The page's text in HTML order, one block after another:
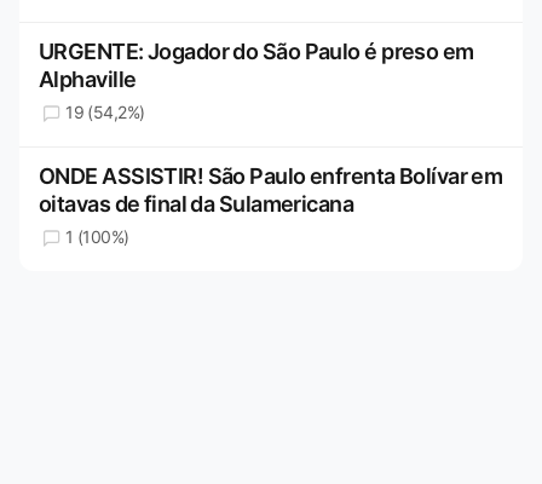
URGENTE: Jogador do São Paulo é preso em
Alphaville
19 (54,2%)
ONDE ASSISTIR! São Paulo enfrenta Bolívar em
oitavas de final da Sulamericana
1 (100%)